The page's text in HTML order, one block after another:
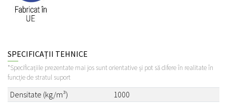
SPECIFICAȚII TEHNICE
*Specificațiile prezentate mai jos sunt orientative și pot să difere în realitate în
funcție de stratul suport
Densitate (kg/m³)
1000